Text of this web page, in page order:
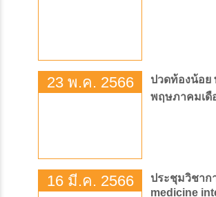
23 พ.ค. 2566
ปวดท้องน้อย
พฤษภาคมเดื
รณรงค์ให้ต
16 มี.ค. 2566
ประชุมวิชาก
medicine